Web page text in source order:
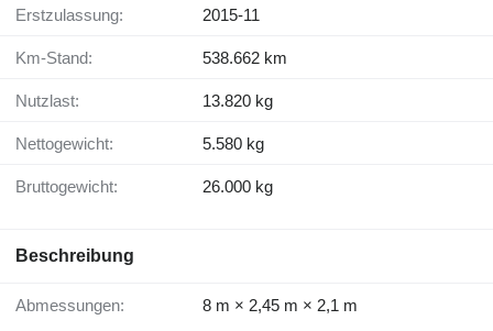
Erstzulassung: 2015-11
Km-Stand: 538.662 km
Nutzlast: 13.820 kg
Nettogewicht: 5.580 kg
Bruttogewicht: 26.000 kg
Beschreibung
Abmessungen: 8 m × 2,45 m × 2,1 m